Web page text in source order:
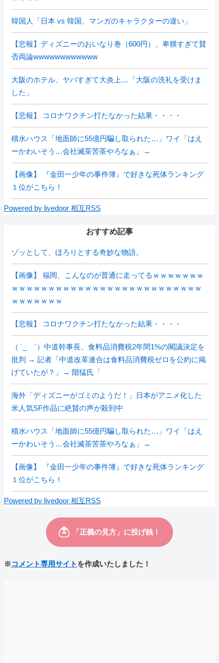
韓国人「日本 vs 韓国、マンガのキャラクターの違い」
【悲報】ディズニーのおいなり巻（600円）、卑猥すぎて賛
否両論wwwwwwwwwwww
大阪のホテル、ヤバすぎて大炎上…「大阪の洗礼を受けま
した」
【悲報】 コロナワクチン打たなかった結果・・・・
積水ハウス「地面師に55億円騙し取られた…」ワイ「はえ
ーかわいそう…会社滅茶苦茶やろなぁ」→
【画像】 『金田一少年の事件簿』で好きな死体ランキング
１位がこちら！
Powered by livedoor 相互RSS
おすすめ記事
ゾッとして、ほろりとする奇妙な物語。
【画像】 福岡、こんなのが普通に走ってるｗｗｗｗｗｗｗ
ｗｗｗｗｗｗｗｗｗｗｗｗｗｗｗｗｗｗｗｗｗｗｗｗｗｗ
ｗｗｗｗｗｗｗ
【悲報】 コロナワクチン打たなかった結果・・・・
（ ´_ゝ`）中道幹事長、食料品消費税2年間1%の閣議決定を
批判 → 記者「中道改革連合は食料品消費税ゼロを公約に掲
げていたが？」→ 階猛氏「
海外「ディズニーがゴミのようだ！」日本がアニメ化した
米人気SF作品に絶賛の声が殺到中
積水ハウス「地面師に55億円騙し取られた…」ワイ「はえ
ーかわいそう…会社滅茶苦茶やろなぁ」→
【画像】 『金田一少年の事件簿』で好きな死体ランキング
１位がこちら！
Powered by livedoor 相互RSS
※コメント専用サイト を作成いたしました！